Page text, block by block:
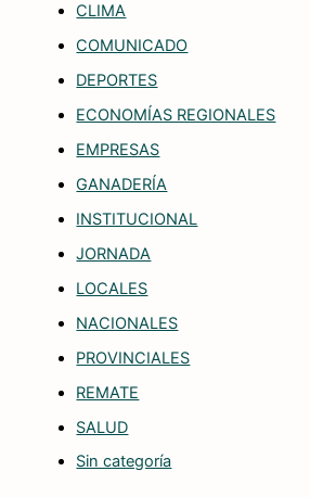
CLIMA
COMUNICADO
DEPORTES
ECONOMÍAS REGIONALES
EMPRESAS
GANADERÍA
INSTITUCIONAL
JORNADA
LOCALES
NACIONALES
PROVINCIALES
REMATE
SALUD
Sin categoría